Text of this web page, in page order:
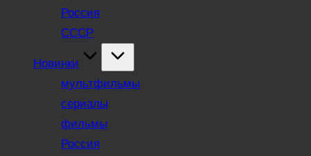
Россия
СССР
Новинки
мультфильмы
сериалы
фильмы
Россия